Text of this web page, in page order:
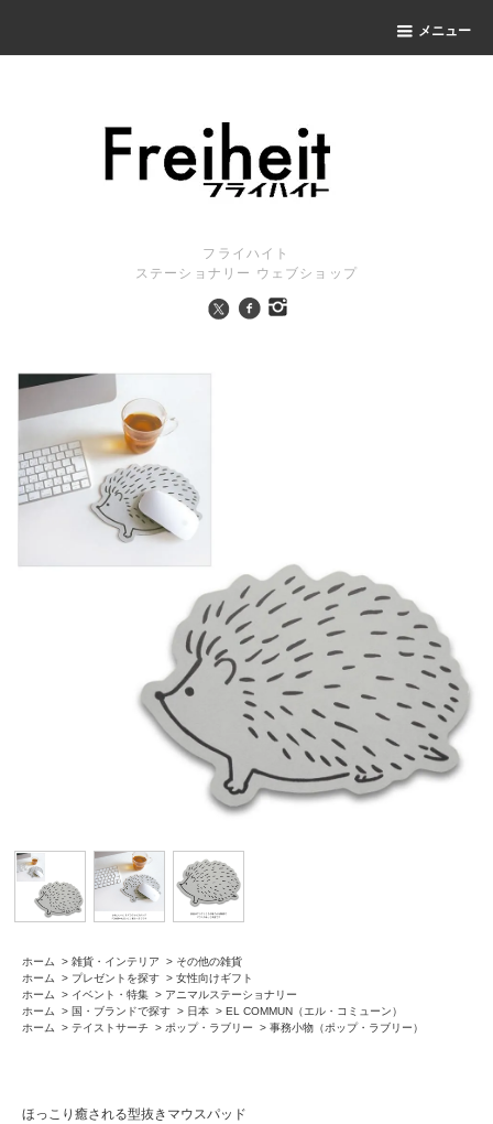
メニュー
フライハイト
ステーショナリー ウェブショップ
ホーム > 雑貨・インテリア > その他の雑貨
ホーム
> プレゼントを探す > 女性向けギフト
ホーム
> イベント・特集 > アニマルステーショナリー
ホーム
> 国・ブランドで探す > 日本 > EL COMMUN（エル・コミューン）
ホーム
> テイストサーチ > ポップ・ラブリー > 事務小物（ポップ・ラブリー）
ほっこり癒される型抜きマウスパッド